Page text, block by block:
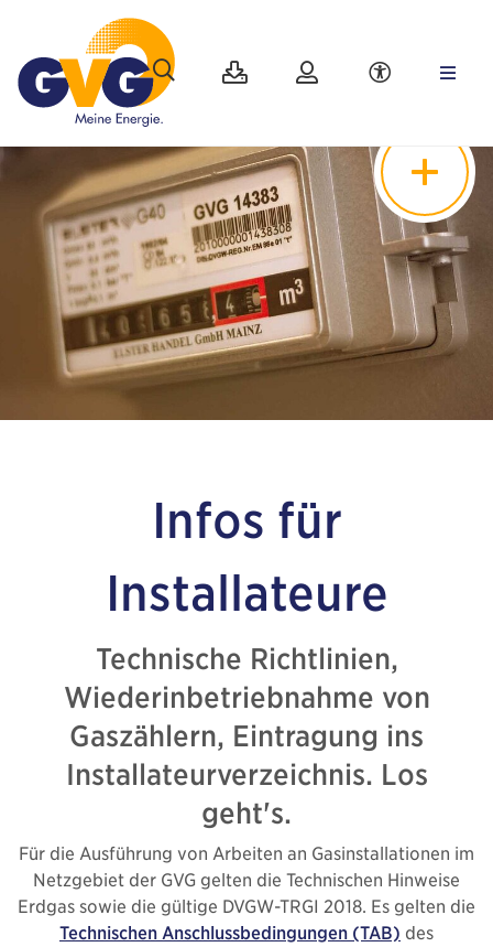
Infos für
Installateure
Technische Richtlinien,
Wiederinbetriebnahme von
Gaszählern, Eintragung ins
Installateurverzeichnis. Los
geht's.
Für die Ausführung von Arbeiten an Gasinstallationen im
Netzgebiet der GVG gelten die Technischen Hinweise
Erdgas sowie die gültige DVGW-TRGI 2018. Es gelten die
Technischen Anschlussbedingungen (TAB) des